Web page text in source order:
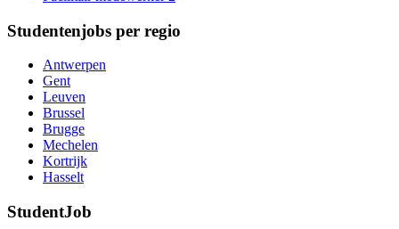
Studentenjobs per regio
Antwerpen
Gent
Leuven
Brussel
Brugge
Mechelen
Kortrijk
Hasselt
StudentJob